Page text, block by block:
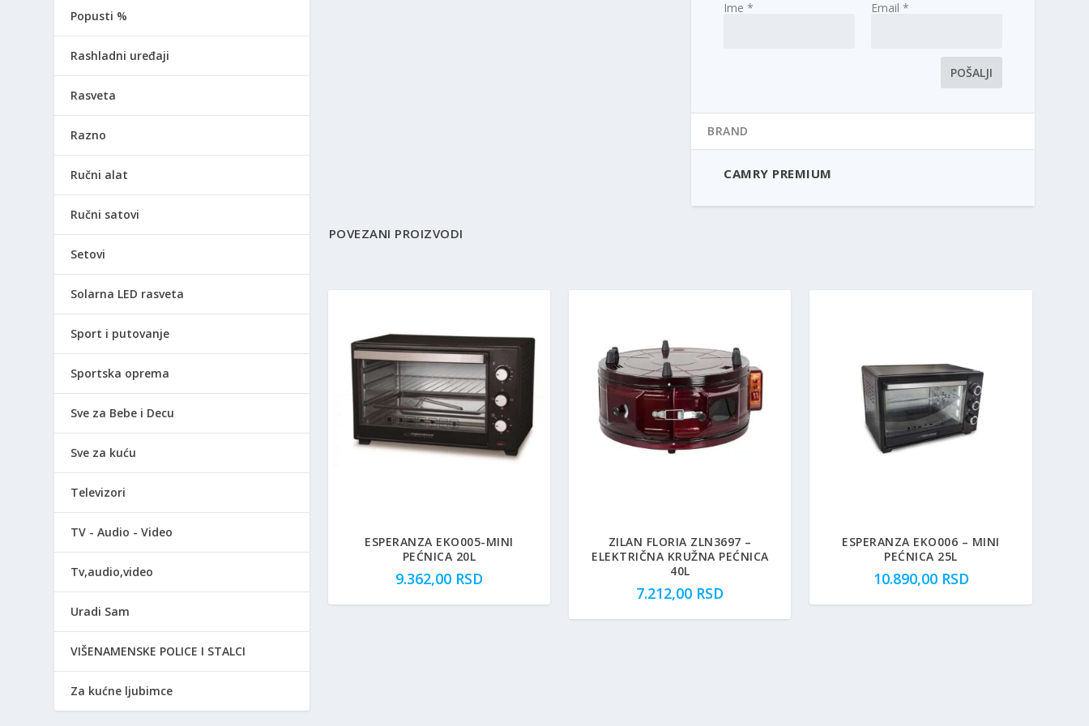
Ime* Email*
BRAND
CAMRY PREMIUM
POVEZANI PROIZVODI
ESPERANZA EKO005-MINI
PEĆNICA 20L
9.362,00 RSD
ZILAN FLORIA ZLN3697 –
ELEKTRIČNA KRUŽNA PEĆNICA
40L
7.212,00 RSD
ESPERANZA EKO006 – MINI
PEĆNICA 25L
10.890,00 RSD
Popusti %
Rashladni uređaji
Rasveta
Razno
Ručni alat
Ručni satovi
Setovi
Solarna LED rasveta
Sport i putovanje
Sportska oprema
Sve za Bebe i Decu
Sve za kuću
Televizori
TV - Audio - Video
Tv,audio,video
Uradi Sam
VIŠENAMENSKE POLICE I STALCI
Za kućne ljubimce